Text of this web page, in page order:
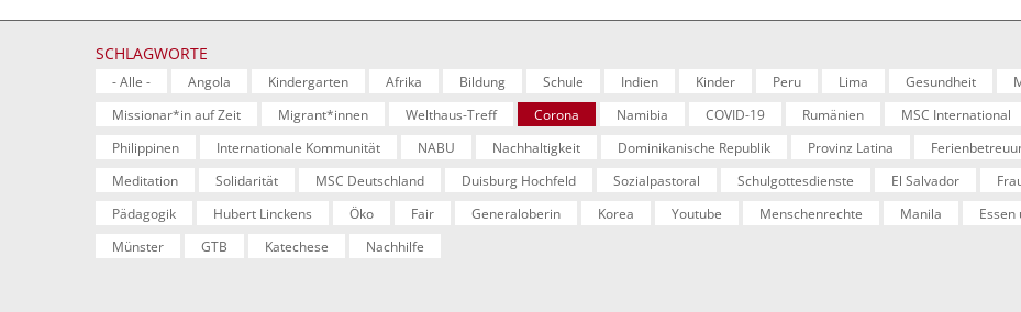
SCHLAGWORTE
- Alle - Angola Kindergarten Afrika Bildung Schule Indien Kinder Peru Lima Gesundheit
Missionar*in auf Zeit
Migrant*innen Welthaus-Treff Corona Namibia COVID-19 Rumänien MSC International
Philippinen
Internationale Kommunität NABU Nachhaltigkeit Dominikanische Republik Provinz Latina
Meditation
Solidarität MSC Deutschland Duisburg Hochfeld Sozialpastoral Schulgottesdienste El Salvador
Pädagogik
Hubert Linckens Öko Fair Generaloberin Korea Youtube Menschenrechte Manila Essen
Münster
GTB Katechese Nachhilfe